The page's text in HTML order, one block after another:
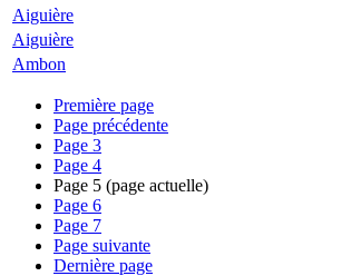
Aiguière
Aiguière
Ambon
Première page
Page précédente
Page 3
Page 4
Page 5 (page actuelle)
Page 6
Page 7
Page suivante
Dernière page